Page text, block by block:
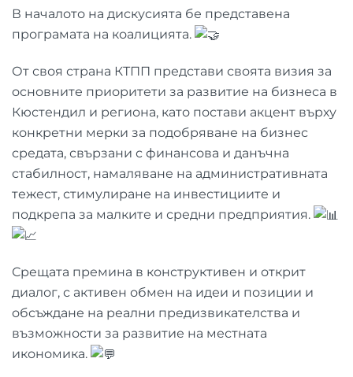
В началото на дискусията бе представена
програмата на коалицията.
От своя страна КТПП представи своята визия за
основните приоритети за развитие на бизнеса в
Кюстендил и региона, като постави акцент върху
конкретни мерки за подобряване на бизнес
средата, свързани с финансова и данъчна
стабилност, намаляване на административната
тежест, стимулиране на инвестициите и
подкрепа за малките и средни предприятия.
Срещата премина в конструктивен и открит
диалог, с активен обмен на идеи и позиции и
обсъждане на реални предизвикателства и
възможности за развитие на местната
икономика.